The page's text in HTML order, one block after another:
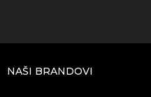
NAŠI BRANDOVI